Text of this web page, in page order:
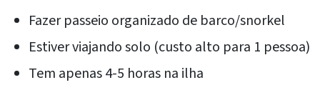
Fazer passeio organizado de barco/snorkel
Estiver viajando solo (custo alto para 1 pessoa)
Tem apenas 4-5 horas na ilha